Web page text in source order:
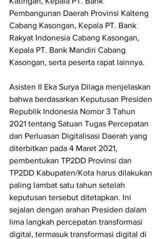
Pembangunan Daerah Provinsi Kalteng
Cabang Kasongan, Kepala PT. Bank
Rakyat Indonesia Cabang Kasongan,
Kepala PT. Bank Mandiri Cabang
Kasongan, serta peserta rapat lainnya.
Asisten II Eka Surya Dilaga menjelaskan
bahwa berdasarkan Keputusan Presiden
Republik Indonesia Nomor 3 Tahun
2021 tentang Satuan Tugas Percepatan
dan Perluasan Digitalisasi Daerah yang
diterbitkan pada 4 Maret 2021,
pembentukan TP2DD Provinsi dan
TP2DD Kabupaten/Kota harus dilakukan
paling lambat satu tahun setelah
keputusan tersebut ditetapkan. Ini
sejalan dengan arahan Presiden dalam
lima langkah percepatan transformasi
digital, termasuk transformasi digital di